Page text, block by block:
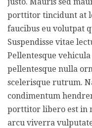
porttitor tincidunt at
faucibus eu volutpat
Suspendisse vitae
Pellentesque
pellentesque nulla
scelerisque rutrum.
condimentum
porttitor libero est in
arcu viverra